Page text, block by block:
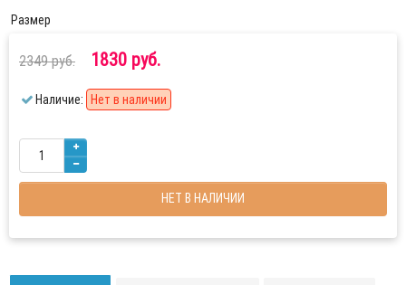
Размер
2349 руб. 1830 руб.
Наличие: Нет в наличии
НЕТ В НАЛИЧИИ